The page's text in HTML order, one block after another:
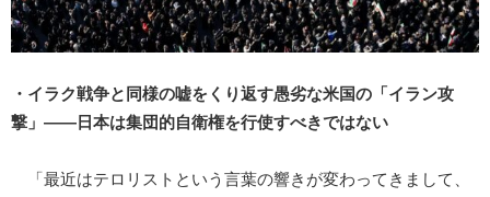
・イラク戦争と同様の嘘をくり返す愚劣な米国の「イラン攻
撃」――日本は集団的自衛権を行使すべきではない
「最近はテロリストという言葉の響きが変わってきまして、